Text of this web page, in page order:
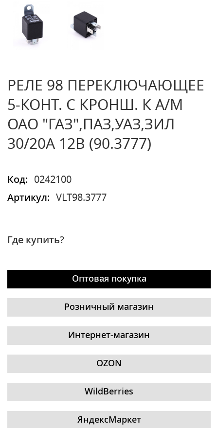
РЕЛЕ 98 ПЕРЕКЛЮЧАЮЩЕЕ
5-КОНТ. С КРОНШ. К А/М
ОАО "ГАЗ",ПАЗ,УАЗ,ЗИЛ
30/20А 12В (90.3777)
Код:
0242100
Артикул:
VLT98.3777
Где купить?
Оптовая покупка
Розничный магазин
Интернет-магазин
OZON
WildBerries
ЯндексМаркет